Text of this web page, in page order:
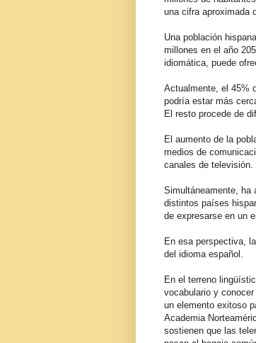
una cifra aproximada
Una población
millones en el año
idiomática, puede
Actualmente, el 45%
podría estar más
El resto procede de
El aumento de la
medios de
canales de televisión.
Simultáneamente, ha
distintos países
de expresarse en un
En esa perspectiva,
del idioma español.
En el terreno
vocabulario y
un elemento exitoso
Academia
sostienen que las